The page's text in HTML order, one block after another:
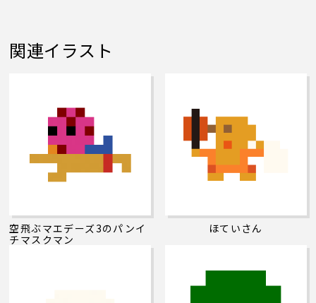
関連イラスト
空飛ぶマエデーズ3のパンイ
チマスクマン
ほていさん